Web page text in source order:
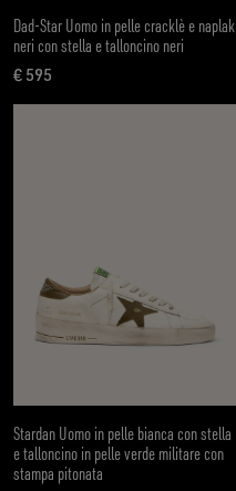
Dad-Star Uomo in pelle cracklè e naplak
neri con stella e talloncino neri
€ 595
prezzo attuale € 595
Stardan Uomo in pelle bianca con stella
e talloncino in pelle verde militare con
stampa pitonata